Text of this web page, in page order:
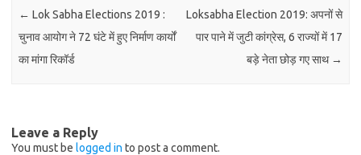
← Lok Sabha Elections 2019 :
चुनाव आयोग ने 72 घंटे में हुए निर्माण कार्यों
का मांगा रिकॉर्ड
Loksabha Election 2019: अपनों से
पार पाने में जुटी कांग्रेस, 6 राज्यों में 17
बड़े नेता छोड़ गए साथ →
Leave a Reply
You must be logged in to post a comment.